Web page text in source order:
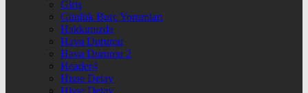
Giriş
Günlük Burç Yorumları
Hakkımızda
Hava Durumu
Hava Durumu 2
Header4
Hisse Detay